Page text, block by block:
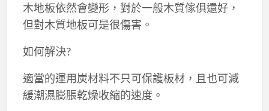
木地板依然會變形，對於一般木質傢俱還好，
但對木質地板可是很傷害。
如何解決?
適當的運用炭材料不只可保護板材，且也可減
緩潮濕膨脹乾燥收縮的速度。